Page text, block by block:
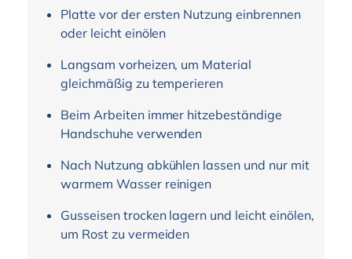
Platte vor der ersten Nutzung einbrennen
oder leicht einölen
Langsam vorheizen, um Material
gleichmäßig zu temperieren
Beim Arbeiten immer hitzebeständige
Handschuhe verwenden
Nach Nutzung abkühlen lassen und nur mit
warmem Wasser reinigen
Gusseisen trocken lagern und leicht einölen,
um Rost zu vermeiden